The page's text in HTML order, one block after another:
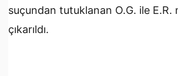
suçundan tutuklanan O.G. ile E.R.
çıkarıldı.